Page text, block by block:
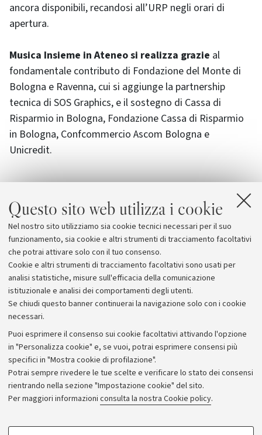
Questo sito web utilizza i cookie
Nel nostro sito utilizziamo sia cookie tecnici necessari per il suo
funzionamento, sia cookie e altri strumenti di tracciamento facoltativi
che potrai attivare solo con il tuo consenso.
Cookie e altri strumenti di tracciamento facoltativi sono usati per
analisi statistiche, misure sull'efficacia della comunicazione
istituzionale e analisi dei comportamenti degli utenti.
Se chiudi questo banner continuerai la navigazione solo con i cookie
necessari.
Puoi esprimere il consenso sui cookie facoltativi attivando l'opzione
in "Personalizza cookie" e, se vuoi, potrai esprimere consensi più
specifici in "Mostra cookie di profilazione".
Potrai sempre rivedere le tue scelte e verificare lo stato dei consensi
rientrando nella sezione "Impostazione cookie" del sito.
Per maggiori informazioni consulta la nostra Cookie policy.
COOKIE DI PROFILAZIONE - FACOLTATIVI
ancora disponibili, recandosi all’URP negli orari di
apertura.
Musica Insieme in Ateneo si realizza grazie al
fondamentale contributo di Fondazione del Monte di
Bologna e Ravenna, cui si aggiunge la partnership
tecnica di SOS Graphics, e il sostegno di Cassa di
Risparmio in Bologna, Fondazione Cassa di Risparmio
in Bologna, Confcommercio Ascom Bologna e
Unicredit.
Allegati
Musica Insieme in Ateneo 2014
Archivio
Comunicati stampa
Redazione
Rassegna stampa